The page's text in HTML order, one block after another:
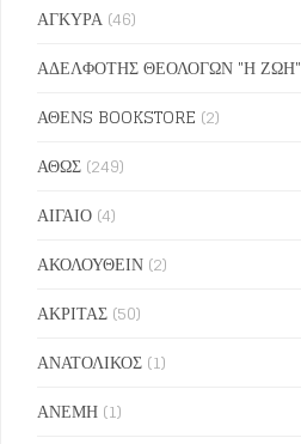
ΑΓΚΥΡΑ (46)
ΑΔΕΛΦΟΤΗΣ ΘΕΟΛΟΓΩΝ "Η ΖΩΗ"
ΑΘΕΝS BOOKSTORE (2)
ΑΘΩΣ (249)
ΑΙΓΑΙΟ (4)
ΑΚΟΛΟΥΘΕΙΝ (2)
ΑΚΡΙΤΑΣ (50)
ΑΝΑΤΟΛΙΚΟΣ (1)
ΑΝΕΜΗ (1)